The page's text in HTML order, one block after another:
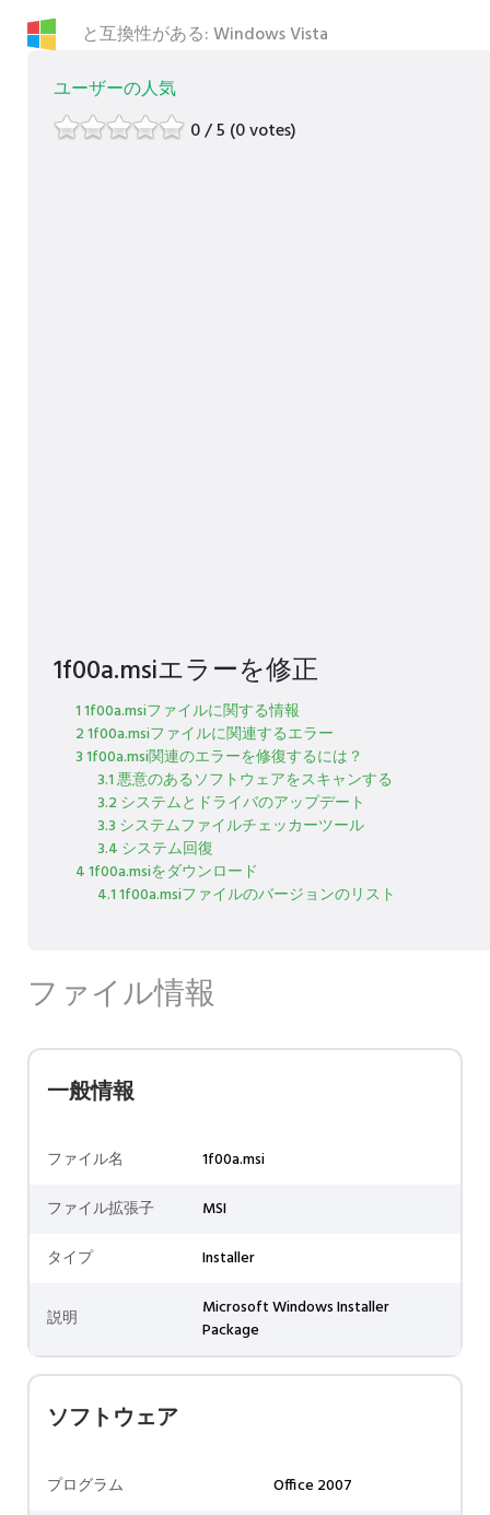
と互換性がある: Windows Vista
ユーザーの人気
0 / 5 (0 votes)
1f00a.msiエラーを修正
1 1f00a.msiファイルに関する情報
2 1f00a.msiファイルに関連するエラー
3 1f00a.msi関連のエラーを修復するには？
3.1 悪意のあるソフトウェアをスキャンする
3.2 システムとドライバのアップデート
3.3 システムファイルチェッカーツール
3.4 システム回復
4 1f00a.msiをダウンロード
4.1 1f00a.msiファイルのバージョンのリスト
ファイル情報
一般情報
ファイル名
1f00a.msi
ファイル拡張子
MSI
タイプ
Installer
説明
Microsoft Windows Installer
Package
ソフトウェア
プログラム Office 2007